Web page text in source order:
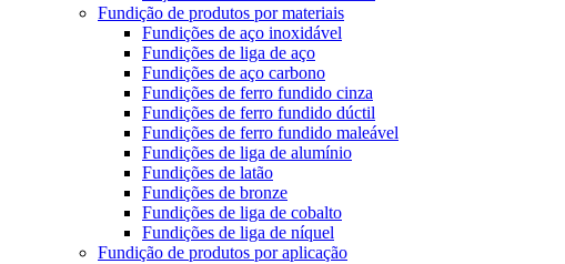
Fundição de produtos por materiais
Fundições de aço inoxidável
Fundições de liga de aço
Fundições de aço carbono
Fundições de ferro fundido cinza
Fundições de ferro fundido dúctil
Fundições de ferro fundido maleável
Fundições de liga de alumínio
Fundições de latão
Fundições de bronze
Fundições de liga de cobalto
Fundições de liga de níquel
Fundição de produtos por aplicação